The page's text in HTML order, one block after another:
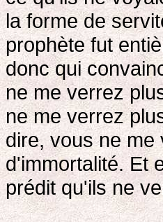
la forme de
prophète fut
donc qui
ne me verrez
ne me verrez
dire, vous ne me
d'immortalité. Et
prédit qu'ils ne